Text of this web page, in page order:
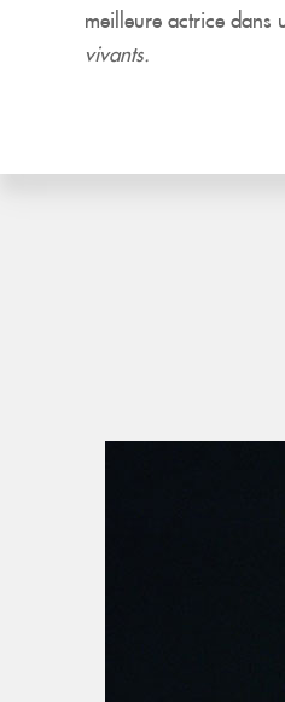
meilleure actrice dans
vivants.